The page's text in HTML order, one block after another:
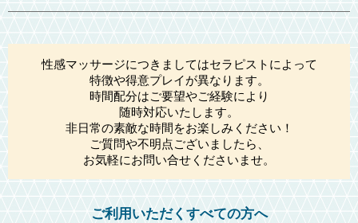
性感マッサージにつきましてはセラピストによって
特徴や得意プレイが異なります。
時間配分はご要望やご経験により
随時対応いたします。
非日常の素敵な時間をお楽しみください！
ご質問や不明点ございましたら、
お気軽にお問い合せくださいませ。
ご利用いただくすべての方へ